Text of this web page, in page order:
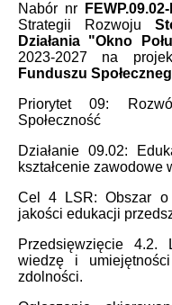
Nabór nr
Strategii Rozwoju
Działania "Okno
2023-2027 na
Funduszu
Priorytet 09:
Społeczność
Działanie 09.02:
kształcenie zawodowe
Cel 4 LSR: Obszar o
jakości edukacji
Przedsięwzięcie 4.2.
wiedzę i
zdolności.